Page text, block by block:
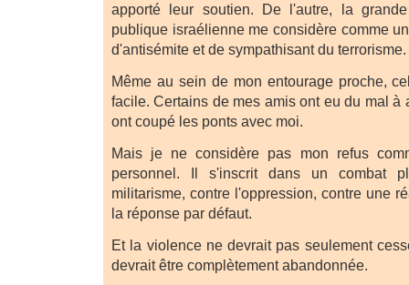
apporté leur soutien. De l'autre, la
publique israélienne me considère comme
d'antisémite et de sympathisant du terrorisme.
Même au sein de mon entourage proche,
facile. Certains de mes amis ont eu du mal à
ont coupé les ponts avec moi.
Mais je ne considère pas mon refus
personnel. Il s'inscrit dans un combat
militarisme, contre l'oppression, contre une
la réponse par défaut.
Et la violence ne devrait pas seulement
devrait être complètement abandonnée.